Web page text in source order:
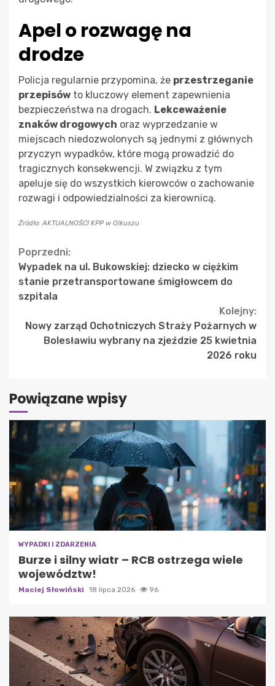
Apel o rozwagę na
drodze
Policja regularnie przypomina, że przestrzeganie
przepisów to kluczowy element zapewnienia
bezpieczeństwa na drogach. Lekceważenie
znaków drogowych oraz wyprzedzanie w
miejscach niedozwolonych są jednymi z głównych
przyczyn wypadków, które mogą prowadzić do
tragicznych konsekwencji. W związku z tym
apeluje się do wszystkich kierowców o zachowanie
rozwagi i odpowiedzialności za kierownicą.
Źródło: AKTUALNOŚCI KPP w Olkuszu
Continue
Reading
Poprzedni:
Wypadek na ul. Bukowskiej: dziecko w ciężkim
stanie przetransportowane śmigłowcem do
szpitala
Kolejny:
Nowy zarząd Ochotniczych Straży Pożarnych w
Bolesławiu wybrany na zjeździe 25 kwietnia
2026 roku
Powiązane wpisy
WYPADKI I ZDARZENIA
Burze i silny wiatr – RCB ostrzega wiele
województw!
Maciej Słowiński 18 lipca 2026 96